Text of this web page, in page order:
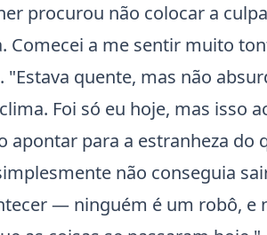
procurou não colocar a
Comecei a me sentir muito
quente, mas não
Foi só eu hoje, mas isso
apontar para a estranheza do
não conseguia
— ninguém é um robô, e